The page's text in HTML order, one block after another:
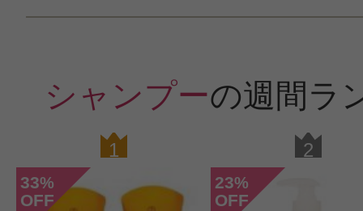
リピートして使っていました。安心
ャンプーです。私は髪にボリューム
のシャンプーを使うとボリュームが
シャンプーの週間ラ
1
33%
OFF
2
23%
OFF